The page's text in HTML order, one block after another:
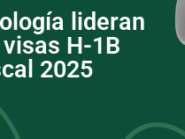
lideran
H-1B
2025